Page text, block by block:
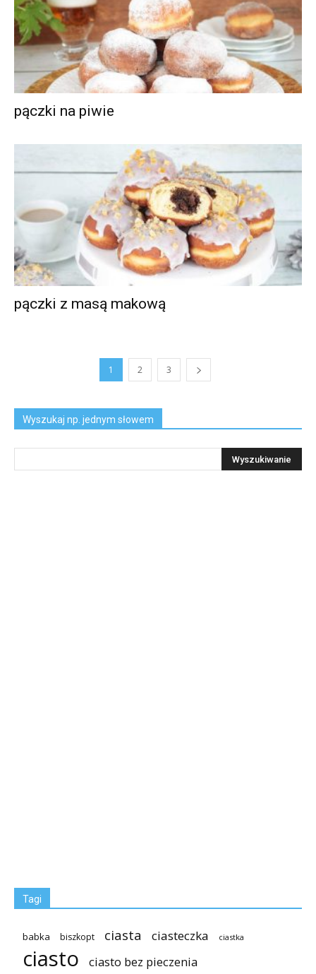
pączki na piwie
pączki z masą makową
1 2 3
Wyszukaj np. jednym słowem
Tagi
babka biszkopt ciasta ciasteczka ciastka
ciasto ciasto bez pieczenia